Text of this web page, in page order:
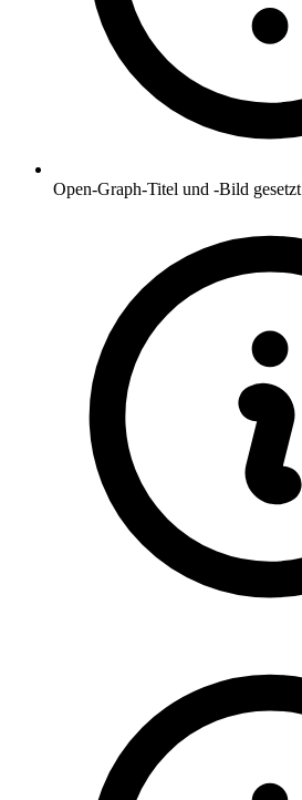
Open-Graph-Titel und -Bild gesetzt